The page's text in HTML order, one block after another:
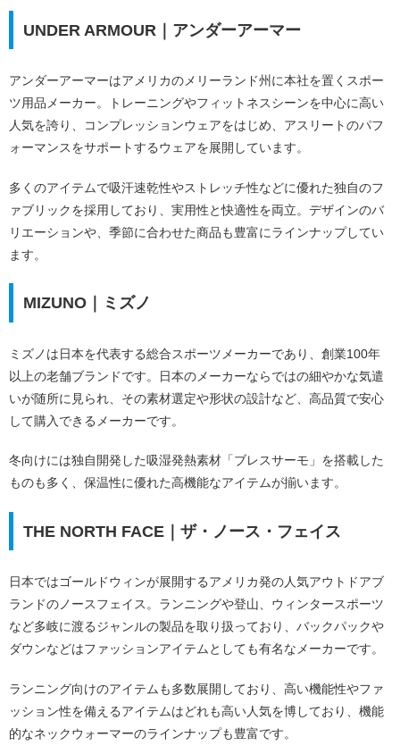
UNDER ARMOUR｜アンダーアーマー
アンダーアーマーはアメリカのメリーランド州に本社を置くスポー
ツ用品メーカー。トレーニングやフィットネスシーンを中心に高い
人気を誇り、コンプレッションウェアをはじめ、アスリートのパフ
ォーマンスをサポートするウェアを展開しています。
多くのアイテムで吸汗速乾性やストレッチ性などに優れた独自のフ
ァブリックを採用しており、実用性と快適性を両立。デザインのバ
リエーションや、季節に合わせた商品も豊富にラインナップしてい
ます。
MIZUNO｜ミズノ
ミズノは日本を代表する総合スポーツメーカーであり、創業100年
以上の老舗ブランドです。日本のメーカーならではの細やかな気遣
いが随所に見られ、その素材選定や形状の設計など、高品質で安心
して購入できるメーカーです。
冬向けには独自開発した吸湿発熱素材「ブレスサーモ」を搭載した
ものも多く、保温性に優れた高機能なアイテムが揃います。
THE NORTH FACE｜ザ・ノース・フェイス
日本ではゴールドウィンが展開するアメリカ発の人気アウトドアブ
ランドのノースフェイス。ランニングや登山、ウィンタースポーツ
など多岐に渡るジャンルの製品を取り扱っており、バックパックや
ダウンなどはファッションアイテムとしても有名なメーカーです。
ランニング向けのアイテムも多数展開しており、高い機能性やファ
ッション性を備えるアイテムはどれも高い人気を博しており、機能
的なネックウォーマーのラインナップも豊富です。